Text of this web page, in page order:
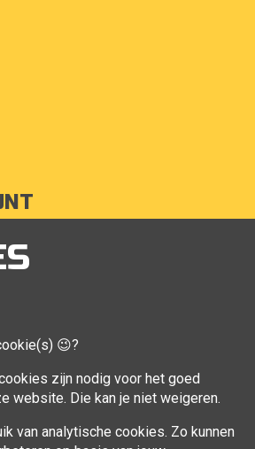
😉?
zijn nodig voor het goed
website. Die kan je niet weigeren.
van analytische cookies. Zo kunnen